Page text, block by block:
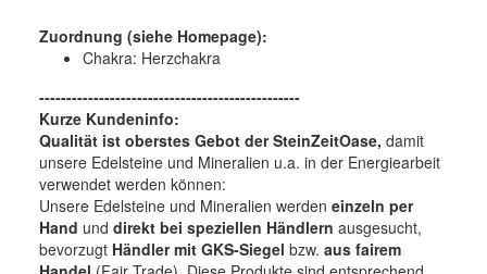
Zuordnung (siehe Homepage):
Chakra: Herzchakra
------------------------------------------------
Kurze Kundeninfo:
Qualität ist oberstes Gebot der SteinZeitOase, damit
unsere Edelsteine und Mineralien u.a. in der Energiearbeit
verwendet werden können:
Unsere Edelsteine und Mineralien werden einzeln per
Hand und direkt bei speziellen Händlern ausgesucht,
bevorzugt Händler mit GKS-Siegel bzw. aus fairem